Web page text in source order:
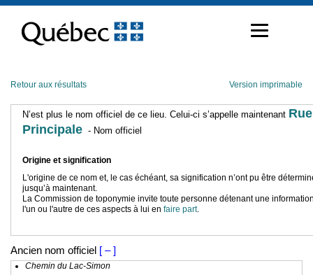
contenu
Retour aux résultats Version imprimable
N’est plus le nom officiel de ce lieu. Celui-ci s’appelle maintenant Rue
Principale - Nom officiel
Origine et signification
L'origine de ce nom et, le cas échéant, sa signification n’ont pu être
jusqu’à maintenant.
La Commission de toponymie invite toute personne détenant une
l'un ou l'autre de ces aspects à lui en faire part.
Ancien nom officiel [ – ]
Chemin du Lac-Simon